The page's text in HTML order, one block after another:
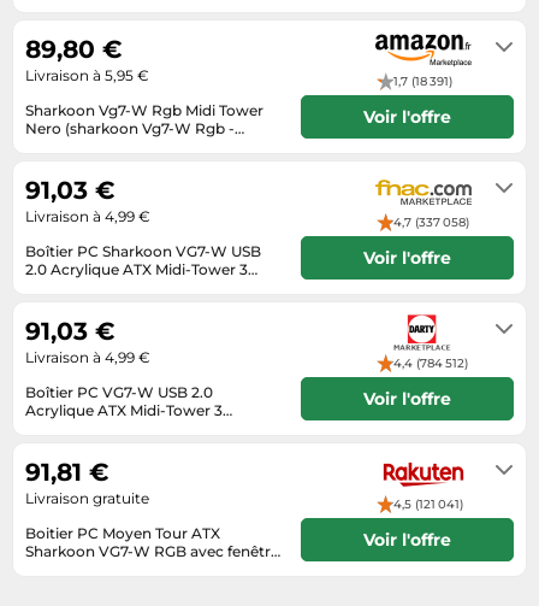
Tablettes tactiles
Tondeuses cheveux & barbe
Téléphonie
Télévision & vidéo
Électroménager
Sharkoon Vg7-W Rgb Midi Tower
Nero (sharkoon Vg7-W Rgb -
1,7 (18 391)
89,80 €
Livraison à 5,95 €
Voir l'offre
Boîtier PC Sharkoon VG7-W USB
2.0 Acrylique ATX Midi-Tower 3
4,7 (337 058)
91,03 €
Livraison à 4,99 €
Voir l'offre
Boîtier PC VG7-W USB 2.0
Acrylique ATX Midi-Tower 3
4,4 (784 512)
91,03 €
Livraison à 4,99 €
Voir l'offre
Boitier PC Moyen Tour ATX
Sharkoon VG7-W RGB avec fenêtre
4,5 (121 041)
91,81 €
Livraison gratuite
Voir l'offre